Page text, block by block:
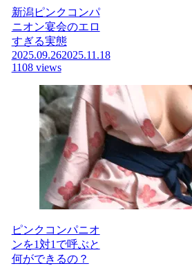
新潟ピンクコンパ
ニオン宴会のエロ
すぎる実態
2025.09.262025.11.18
1108 views
ピンクコンパニオ
ンを1対1で呼ぶと
何ができるの？